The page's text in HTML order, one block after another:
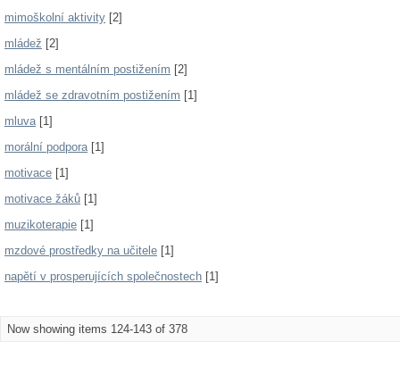
mimoškolní aktivity [2]
mládež [2]
mládež s mentálním postižením [2]
mládež se zdravotním postižením [1]
mluva[1]
morální podpora[1]
motivace [1]
motivace žáků [1]
muzikoterapie [1]
mzdové prostředky na učitele [1]
napětí v prosperujících společnostech [1]
Now showing items 124-143 of 378